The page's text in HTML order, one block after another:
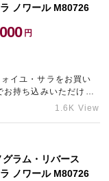
ノワール M80726
円
イユ・サラをお買い
ため、できる限りの金額をご提示させていただきました。 「購…
1.6K View
ラム・リバース
ノワール M80726